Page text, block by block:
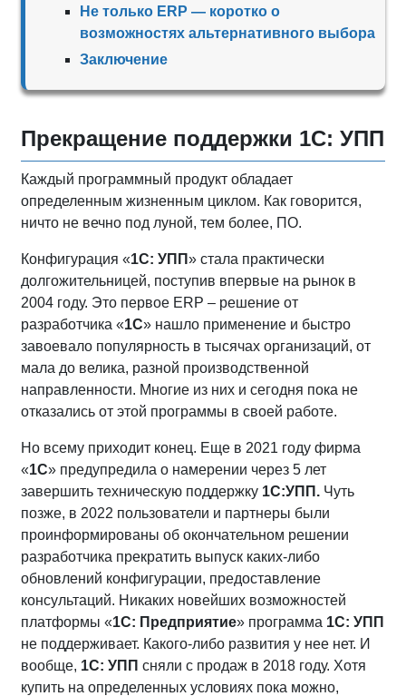
Не только ERP — коротко о
возможностях альтернативного выбора
Заключение
Прекращение поддержки 1С: УПП
Каждый программный продукт обладает
определенным жизненным циклом. Как говорится,
ничто не вечно под луной, тем более, ПО.
Конфигурация «1С: УПП» стала практически
долгожительницей, поступив впервые на рынок в
2004 году. Это первое ERP – решение от
разработчика «1С» нашло применение и быстро
завоевало популярность в тысячах организаций, от
мала до велика, разной производственной
направленности. Многие из них и сегодня пока не
отказались от этой программы в своей работе.
Но всему приходит конец. Еще в 2021 году фирма
«1С» предупредила о намерении через 5 лет
завершить техническую поддержку 1С:УПП. Чуть
позже, в 2022 пользователи и партнеры были
проинформированы об окончательном решении
разработчика прекратить выпуск каких-либо
обновлений конфигурации, предоставление
консультаций. Никаких новейших возможностей
платформы «1С: Предприятие» программа 1С: УПП
не поддерживает. Какого-либо развития у нее нет. И
вообще, 1С: УПП сняли с продаж в 2018 году. Хотя
купить на определенных условиях пока можно,